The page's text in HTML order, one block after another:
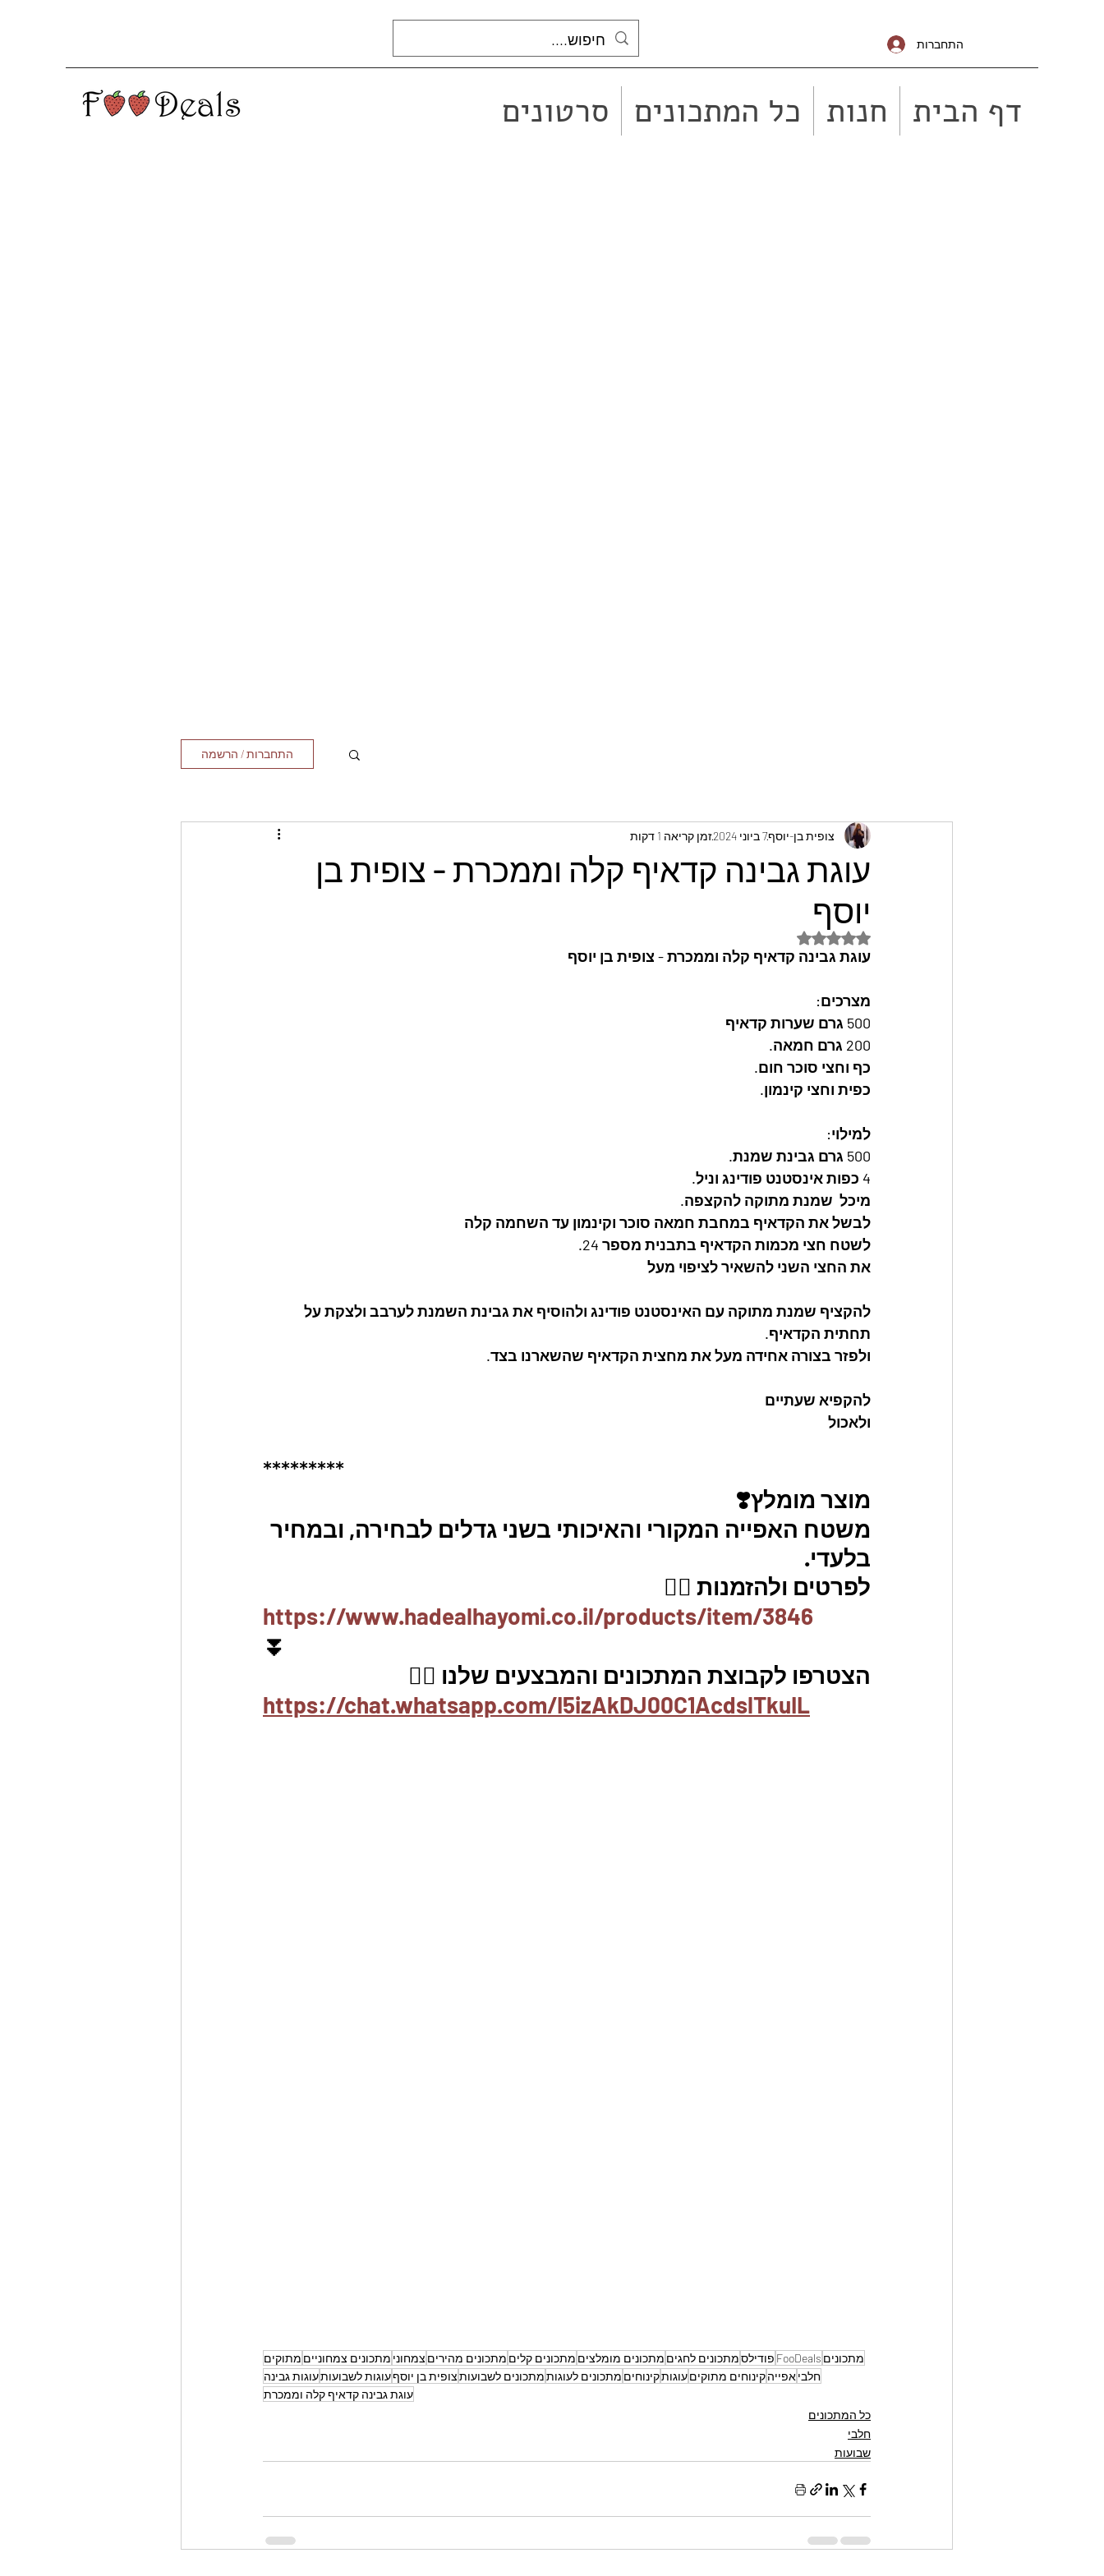
התחברות
דף הבית חנות כל המתכונים סרטונים
התחברות / הרשמה
עוגת גבינה קדאיף קלה וממכרת - צופית בן
יוסף
צופית בן-יוסף7 ביוני 2024 זמן קריאה 1 דקות
דירוג של NaN מתוך 5 כוכבים
עוגת גבינה קדאיף קלה וממכרת - צופית בן יוסף
מצרכים:
500 גרם שערות קדאיף
200 גרם חמאה.
כף וחצי סוכר חום.
כפית וחצי קינמון.
למילוי:
500 גרם גבינת שמנת.
4 כפות אינסטנט פודינג וניל.
מיכל  שמנת מתוקה להקצפה.
לבשל את הקדאיף במחבת חמאה סוכר וקינמון עד השחמה קלה
לשטח חצי מכמות הקדאיף בתבנית מספר 24.
את החצי השני להשאיר לציפוי מעל
להקציף שמנת מתוקה עם האינסטנט פודינג ולהוסיף את גבינת השמנת לערבב ולצקת על
תחתית הקדאיף.
ולפזר בצורה אחידה מעל את מחצית הקדאיף שהשארנו בצד.
להקפיא שעתיים
ולאכול
*********
מוצר מומלץ❣️
משטח האפייה המקורי והאיכותי בשני גדלים לבחירה, ובמחיר
בלעדי.
לפרטים ולהזמנות 👇🏼
https://www.hadealhayomi.co.il/products/item/3846
⏬
הצטרפו לקבוצת המתכונים והמבצעים שלנו 👇🏽
https://chat.whatsapp.com/I5izAkDJ00C1AcdslTkuIL
מתכונים FooDeals פודילסמתכונים לחגים מתכונים מומלצים מתכונים קלים מתכונים מהירים צמחוני מתכונים צמחוניים מתוקים
חלביאפייהקינוחים מתוקיםעוגותקינוחים מתכונים לעוגותמתכונים לשבועותצופית בן יוסףעוגות לשבועותעוגות גבינה
עוגת גבינה קדאיף קלה וממכרת
כל המתכונים
חלבי
שבועות